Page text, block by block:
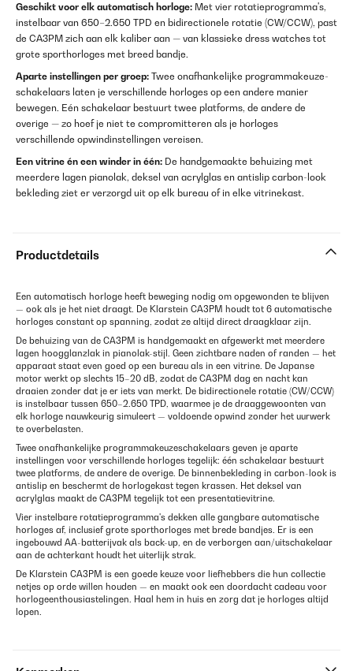
Geschikt voor elk automatisch horloge: Met vier rotatieprogramma's,
instelbaar van 650–2.650 TPD en bidirectionele rotatie (CW/CCW), past
de CA3PM zich aan elk kaliber aan — van klassieke dress watches tot
grote sporthorloges met breed bandje.
Aparte instellingen per groep: Twee onafhankelijke programmakeuze­
schakelaars laten je verschillende horloges op een andere manier
bewegen. Eén schakelaar bestuurt twee platforms, de andere de
overige — zo hoef je niet te compromitteren als je horloges
verschillende opwindinstellingen vereisen.
Een vitrine én een winder in één: De handgemaakte behuizing met
meerdere lagen pianolak, deksel van acrylglas en antislip carbon-look
bekleding ziet er verzorgd uit op elk bureau of in elke vitrinekast.
Productdetails
Een automatisch horloge heeft beweging nodig om opgewonden te blijven
— ook als je het niet draagt. De Klarstein CA3PM houdt tot 6 automatische
horloges constant op spanning, zodat ze altijd direct draagklaar zijn.
De behuizing van de CA3PM is handgemaakt en afgewerkt met meerdere
lagen hoogglanzlak in pianolak-stijl. Geen zichtbare naden of randen — het
apparaat staat even goed op een bureau als in een vitrine. De Japanse
motor werkt op slechts 15–20 dB, zodat de CA3PM dag en nacht kan
draaien zonder dat je er iets van merkt. De bidirectionele rotatie (CW/CCW)
is instelbaar tussen 650–2.650 TPD, waarmee je de draaggewoonten van
elk horloge nauwkeurig simuleert — voldoende opwind zonder het uurwerk
te overbelasten.
Twee onafhankelijke programmakeuze­schakelaars geven je aparte
instellingen voor verschillende horloges tegelijk: één schakelaar bestuurt
twee platforms, de andere de overige. De binnenbekleding in carbon-look is
antislip en beschermt de horlogekast tegen krassen. Het deksel van
acrylglas maakt de CA3PM tegelijk tot een presentatievitrine.
Vier instelbare rotatieprogramma's dekken alle gangbare automatische
horloges af, inclusief grote sporthorloges met brede bandjes. Er is een
ingebouwd AA-batterijvak als back-up, en de verborgen aan/uitschakelaar
aan de achterkant houdt het uiterlijk strak.
De Klarstein CA3PM is een goede keuze voor liefhebbers die hun collectie
netjes op orde willen houden — en maakt ook een doordacht cadeau voor
horloge­enthousiastelingen. Haal hem in huis en zorg dat je horloges altijd
lopen.